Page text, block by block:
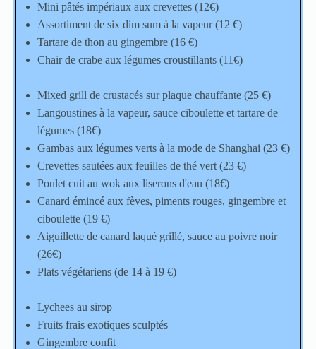
Mini pâtés impériaux aux crevettes (12€)
Assortiment de six dim sum à la vapeur (12 €)
Tartare de thon au gingembre (16 €)
Chair de crabe aux légumes croustillants (11€)
Mixed grill de crustacés sur plaque chauffante (25 €)
Langoustines à la vapeur, sauce ciboulette et tartare de
légumes (18€)
Gambas aux légumes verts à la mode de Shanghai (23 €)
Crevettes sautées aux feuilles de thé vert (23 €)
Poulet cuit au wok aux liserons d'eau (18€)
Canard émincé aux fèves, piments rouges, gingembre et
ciboulette (19 €)
Aiguillette de canard laqué grillé, sauce au poivre noir
(26€)
Plats végétariens (de 14 à 19 €)
Lychees au sirop
Fruits frais exotiques sculptés
Gingembre confit